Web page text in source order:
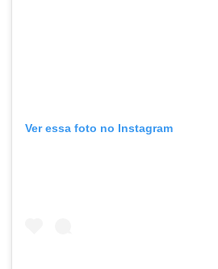
Ver essa foto no Instagram